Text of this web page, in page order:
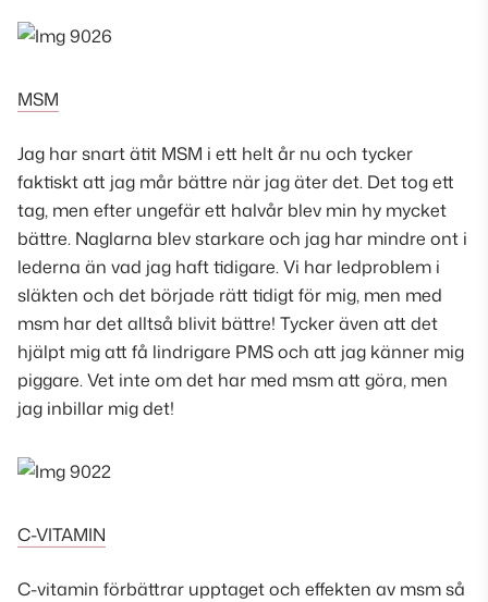
MSM
Jag har snart ätit MSM i ett helt år nu och tycker
faktiskt att jag mår bättre när jag äter det. Det tog ett
tag, men efter ungefär ett halvår blev min hy mycket
bättre. Naglarna blev starkare och jag har mindre ont i
lederna än vad jag haft tidigare. Vi har ledproblem i
släkten och det började rätt tidigt för mig, men med
msm har det alltså blivit bättre! Tycker även att det
hjälpt mig att få lindrigare PMS och att jag känner mig
piggare. Vet inte om det har med msm att göra, men
jag inbillar mig det!
C-VITAMIN
C-vitamin förbättrar upptaget och effekten av msm så